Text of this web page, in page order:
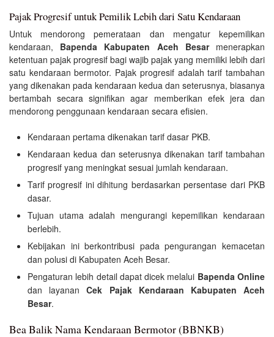
Pajak Progresif untuk Pemilik Lebih dari Satu Kendaraan
Untuk mendorong pemerataan dan mengatur kepemilikan
kendaraan, Bapenda Kabupaten Aceh Besarmenerapkan
ketentuan pajak progresif bagi wajib pajak yang memiliki lebih dari
satu kendaraan bermotor. Pajak progresif adalah tarif tambahan
yang dikenakan pada kendaraan kedua dan seterusnya, biasanya
bertambah secara signifikan agar memberikan efek jera dan
mendorong penggunaan kendaraan secara efisien.
Kendaraan pertama dikenakan tarif dasar PKB.
Kendaraan kedua dan seterusnya dikenakan tarif tambahan
progresif yang meningkat sesuai jumlah kendaraan.
Tarif progresif ini dihitung berdasarkan persentase dari PKB
dasar.
Tujuan utama adalah mengurangi kepemilikan kendaraan
berlebih.
Kebijakan ini berkontribusi pada pengurangan kemacetan
dan polusi di Kabupaten Aceh Besar.
Pengaturan lebih detail dapat dicek melalui Bapenda Online
dan layananCek Pajak Kendaraan Kabupaten Aceh
Besar.
Bea Balik Nama Kendaraan Bermotor (BBNKB)